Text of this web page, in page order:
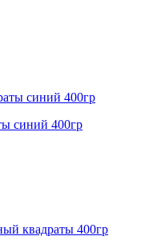
синий 400гр